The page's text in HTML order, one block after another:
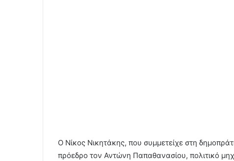
Ο Νίκος Νικητάκης, που συμμετείχε στη
πρόεδρο τον Αντώνη Παπαθανασίου, πολιτικό